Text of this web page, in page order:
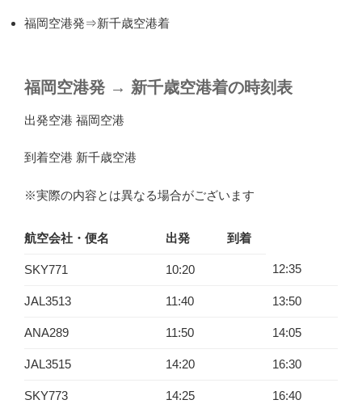
福岡空港発⇒新千歳空港着
福岡空港発 → 新千歳空港着の時刻表
出発空港 福岡空港
到着空港 新千歳空港
※実際の内容とは異なる場合がございます
航空会社・便名 出発 到着
SKY771 10:20 12:35
JAL3513 11:40 13:50
ANA289 11:50 14:05
JAL3515 14:20 16:30
SKY773 14:25 16:40